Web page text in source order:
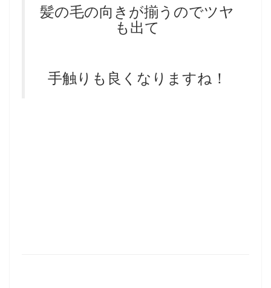
髪の毛の向きが揃うのでツヤ
も出て
手触りも良くなりますね！